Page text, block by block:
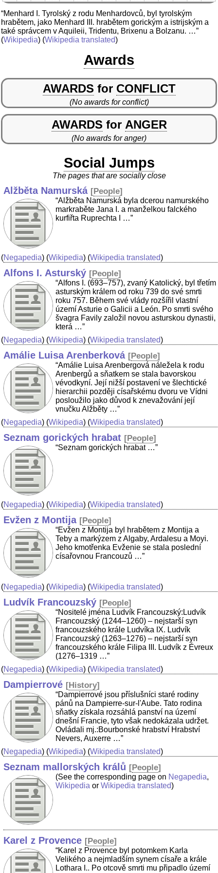
“Menhard I. Tyrolský z rodu Menhardovců, byl tyrolským
hrabětem, jako Menhard III. hrabětem gorickým a istrijským a
také správcem v Aquileii, Tridentu, Brixenu a Bolzanu. …”
(Wikipedia) (Wikipedia translated)
Awards
AWARDS for CONFLICT
(No awards for conflict)
AWARDS for ANGER
(No awards for anger)
Social Jumps
The pages that are socially close
Alžběta Namurská [People]
“Alžběta Namurská byla dcerou namurského
markraběte Jana I. a manželkou falckého
kurfiřta Ruprechta I …”
(Negapedia) (Wikipedia) (Wikipedia translated)
Alfons I. Asturský [People]
“Alfons I. (693–757), zvaný Katolický, byl třetím
asturským králem od roku 739 do své smrti
roku 757. Během své vlády rozšířil vlastní
území Asturie o Galicii a León. Po smrti svého
švagra Favily založil novou asturskou dynastii,
která …”
(Negapedia) (Wikipedia) (Wikipedia translated)
Amálie Luisa Arenberková [People]
“Amálie Luisa Arenbergová náležela k rodu
Arenbergů a sňatkem se stala bavorskou
vévodkyní. Její nižší postavení ve šlechtické
hierarchii později císařskému dvoru ve Vídni
posloužilo jako důvod k znevažování její
vnučku Alžběty …”
(Negapedia) (Wikipedia) (Wikipedia translated)
Seznam gorických hrabat [People]
“Seznam gorických hrabat …”
(Negapedia) (Wikipedia) (Wikipedia translated)
Evžen z Montija [People]
“Evžen z Montija byl hrabětem z Montija a
Teby a markýzem z Algaby, Ardalesu a Moyi.
Jeho kmotřenka Evženie se stala poslední
císařovnou Francouzů …”
(Negapedia) (Wikipedia) (Wikipedia translated)
Ludvík Francouzský [People]
“Nositelé jména Ludvík Francouzský:Ludvík
Francouzský (1244–1260) – nejstarší syn
francouzského krále Ludvíka IX. Ludvík
Francouzský (1263–1276) – nejstarší syn
francouzského krále Filipa III. Ludvík z Évreux
(1276–1319 …”
(Negapedia) (Wikipedia) (Wikipedia translated)
Dampierrové [History]
“Dampierrové jsou příslušníci staré rodiny
pánů na Dampierre-sur-l'Aube. Tato rodina
sňatky získala rozsáhlá panství na území
dnešní Francie, tyto však nedokázala udržet.
Ovládali mj.:Bourbonské hrabství Hrabství
Nevers, Auxerre …”
(Negapedia) (Wikipedia) (Wikipedia translated)
Seznam mallorských králů [People]
(See the corresponding page on Negapedia,
Wikipedia or Wikipedia translated)
Karel z Provence [People]
“Karel z Provence byl potomkem Karla
Velikého a nejmladším synem císaře a krále
Lothara I.. Po otcově smrti mu připadlo území